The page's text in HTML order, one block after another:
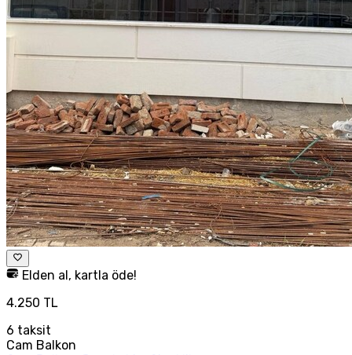
Elden al, kartla öde!
4.250 TL
6 taksit
Cam Balkon